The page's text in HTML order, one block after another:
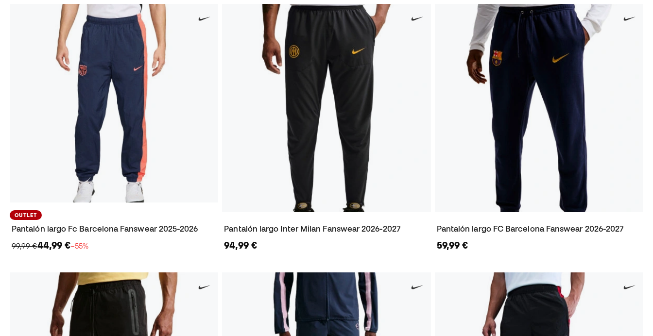
OUTLET
Pantalón largo Fc Barcelona Fanswear 2025-2026
99,99 €44,99 €−55%
Pantalón largo Inter Milan Fanswear 2026-2027
94,99 €
Pantalón largo FC Barcelona Fanswear 2026-2027
59,99 €